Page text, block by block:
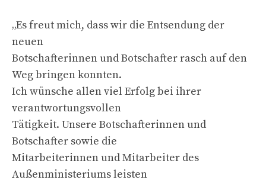
„Es freut mich, dass wir die Entsendung der
neuen
Botschafterinnen und Botschafter rasch auf den
Weg bringen konnten.
Ich wünsche allen viel Erfolg bei ihrer
verantwortungsvollen
Tätigkeit. Unsere Botschafterinnen und
Botschafter sowie die
Mitarbeiterinnen und Mitarbeiter des
Außenministeriums leisten